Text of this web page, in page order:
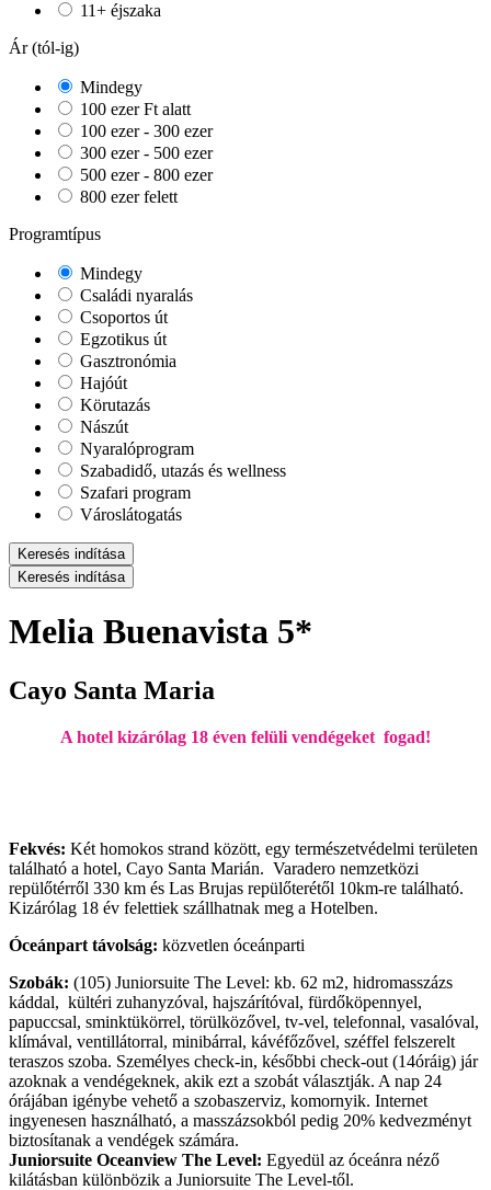
11+ éjszaka
Ár (tól-ig)
Mindegy
100 ezer Ft alatt
100 ezer - 300 ezer
300 ezer - 500 ezer
500 ezer - 800 ezer
800 ezer felett
Programtípus
Mindegy
Családi nyaralás
Csoportos út
Egzotikus út
Gasztronómia
Hajóút
Körutazás
Nászút
Nyaralóprogram
Szabadidő, utazás és wellness
Szafari program
Városlátogatás
Keresés indítása
Keresés indítása
Melia Buenavista 5*
Cayo Santa Maria
A hotel kizárólag 18 éven felüli vendégeket fogad!
Fekvés: Két homokos strand között, egy természetvédelmi területen
található a hotel, Cayo Santa Marián. Varadero nemzetközi
repülőtérről 330 km és Las Brujas repülőterétől 10km-re található.
Kizárólag 18 év felettiek szállhatnak meg a Hotelben.
Óceánpart távolság: közvetlen óceánparti
Szobák: (105) Juniorsuite The Level: kb. 62 m2, hidromasszázs
káddal, kültéri zuhanyzóval, hajszárítóval, fürdőköpennyel,
papuccsal, sminktükörrel, törülközővel, tv-vel, telefonnal, vasalóval,
klímával, ventillátorral, minibárral, kávéfőzővel, széffel felszerelt
teraszos szoba. Személyes check-in, későbbi check-out (14óráig) jár
azoknak a vendégeknek, akik ezt a szobát választják. A nap 24
órájában igénybe vehető a szobaszerviz, komornyik. Internet
ingyenesen használható, a masszázsokból pedig 20% kedvezményt
biztosítanak a vendégek számára.
Juniorsuite Oceanview The Level: Egyedül az óceánra néző
kilátásban különbözik a Juniorsuite The Level-től.